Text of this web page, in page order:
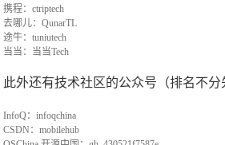
携程：ctriptech
去哪儿：QunarTL
途牛：tuniutech
当当：当当Tech
此外还有技术社区的公众号（排名不分
InfoQ：infoqchina
CSDN：mobilehub